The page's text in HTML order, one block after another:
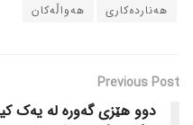
هه‌نارده‌کاری
هه‌واڵه‌کان
Previous Post
دوو هێزی گه‌وره‌ له‌ یه‌ک